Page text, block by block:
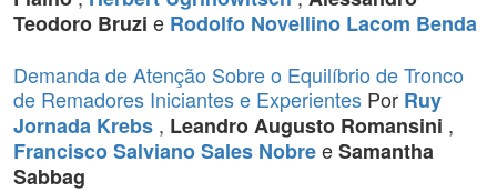
Teodoro Bruzi e Rodolfo Novellino Lacom Benda
Demanda de Atenção Sobre o Equilíbrio de Tronco
de Remadores Iniciantes e Experientes Por Ruy
Jornada Krebs , Leandro Augusto Romansini ,
Francisco Salviano Sales NobreeSamantha
Sabbag